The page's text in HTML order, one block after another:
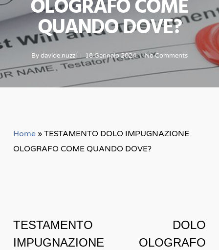
OLOGRAFO COME
QUANDO DOVE?
Bydavide.nuzzi 18 Gennaio 2024 No Comments
Home» TESTAMENTO DOLO IMPUGNAZIONE
OLOGRAFO COME QUANDO DOVE?
TESTAMENTO DOLO
IMPUGNAZIONE OLOGRAFO